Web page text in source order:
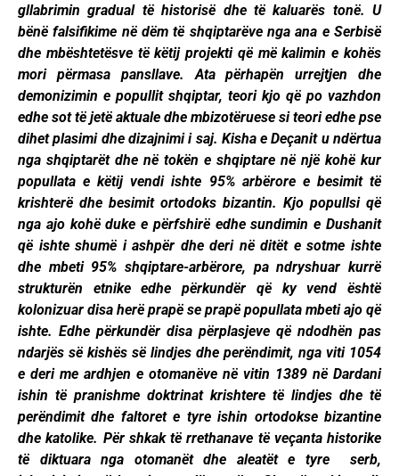
gllabrimin gradual të historisë dhe të kaluarës tonë. U
bënë falsifikime në dëm të shqiptarëve nga ana e Serbisë
dhe mbështetësve të këtij projekti që më kalimin e kohës
mori përmasa pansllave. Ata përhapën urrejtjen dhe
demonizimin e popullit shqiptar, teori kjo që po vazhdon
edhe sot të jetë aktuale dhe mbizotëruese si teori edhe pse
dihet plasimi dhe dizajnimi i saj. Kisha e Deçanit u ndërtua
nga shqiptarët dhe në tokën e shqiptare në një kohë kur
popullata e këtij vendi ishte 95% arbërore e besimit të
krishterë dhe besimit ortodoks bizantin. Kjo popullsi që
nga ajo kohë duke e përfshirë edhe sundimin e Dushanit
që ishte shumë i ashpër dhe deri në ditët e sotme ishte
dhe mbeti 95% shqiptare-arbërore, pa ndryshuar kurrë
strukturën etnike edhe përkundër që ky vend është
kolonizuar disa herë prapë se prapë popullata mbeti ajo që
ishte. Edhe përkundër disa përplasjeve që ndodhën pas
ndarjës së kishës së lindjes dhe perëndimit, nga viti 1054
e deri me ardhjen e otomanëve në vitin 1389 në Dardani
ishin të pranishme doktrinat krishtere të lindjes dhe të
perëndimit dhe faltoret e tyre ishin ortodokse bizantine
dhe katolike. Për shkak të rrethanave të veçanta historike
të diktuara nga otomanët dhe aleatët e tyre serb,